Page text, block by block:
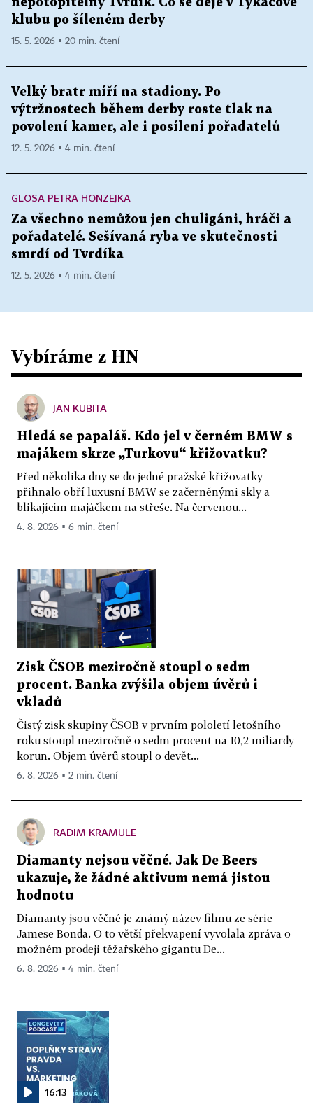
nepotopitelný Tvrdík. Co se děje v Tykačově
klubu po šíleném derby
15. 5. 2026 ▪ 20 min. čtení
Velký bratr míří na stadiony. Po
výtržnostech během derby roste tlak na
povolení kamer, ale i posílení pořadatelů
12. 5. 2026 ▪ 4 min. čtení
GLOSA PETRA HONZEJKA
Za všechno nemůžou jen chuligáni, hráči a
pořadatelé. Sešívaná ryba ve skutečnosti
smrdí od Tvrdíka
12. 5. 2026 ▪ 4 min. čtení
Vybíráme z HN
JAN KUBITA
Hledá se papaláš. Kdo jel v černém BMW s
majákem skrze „Turkovu“ křižovatku?
Před několika dny se do jedné pražské křižovatky
přihnalo obří luxusní BMW se začerněnými skly a
blikajícím majáčkem na střeše. Na červenou...
4. 8. 2026 ▪ 6 min. čtení
Zisk ČSOB meziročně stoupl o sedm
procent. Banka zvýšila objem úvěrů i
vkladů
Čistý zisk skupiny ČSOB v prvním pololetí letošního
roku stoupl meziročně o sedm procent na 10,2 miliardy
korun. Objem úvěrů stoupl o devět...
6. 8. 2026 ▪ 2 min. čtení
RADIM KRAMULE
Diamanty nejsou věčné. Jak De Beers
ukazuje, že žádné aktivum nemá jistou
hodnotu
Diamanty jsou věčné je známý název filmu ze série
Jamese Bonda. O to větší překvapení vyvolala zpráva o
možném prodeji těžařského gigantu De...
6. 8. 2026 ▪ 4 min. čtení
16:13